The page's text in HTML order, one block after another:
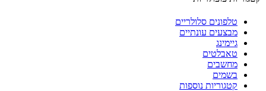
טלפונים סלולריים
מבצעים עונתיים
גיימינג
טאבלטים
מחשבים
בשמים
קטגוריות נוספות